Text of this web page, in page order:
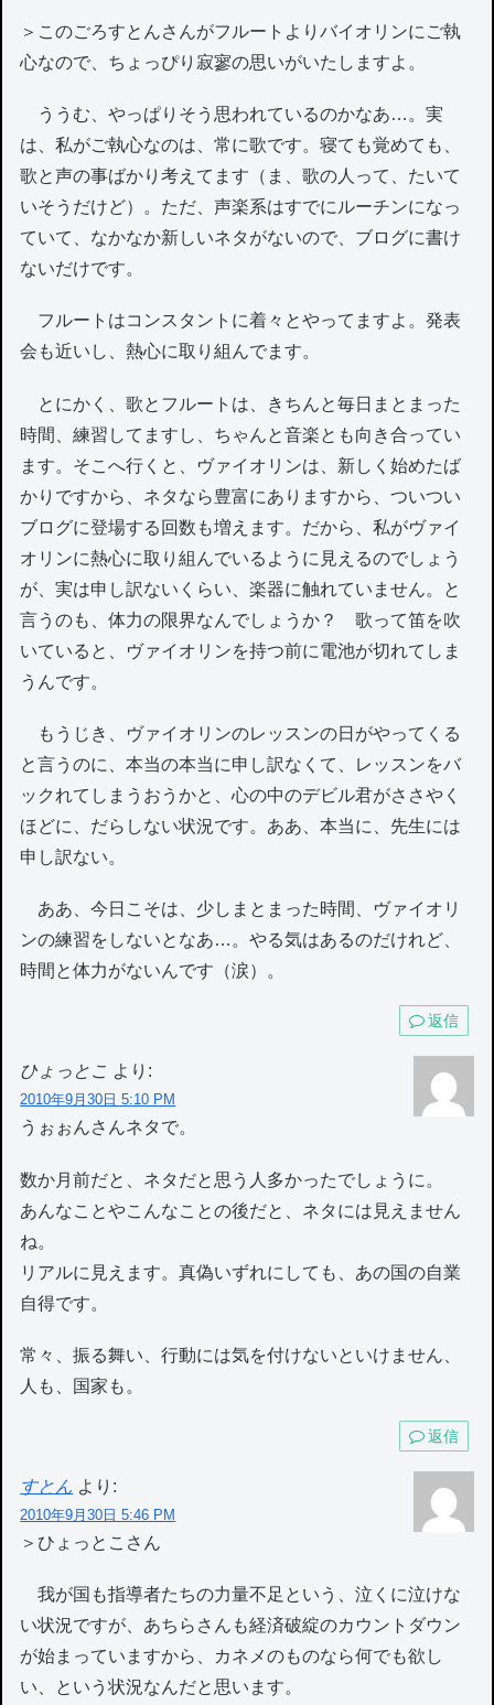
＞このごろすとんさんがフルートよりバイオリンにご執
心なので、ちょっぴり寂寥の思いがいたしますよ。
ううむ、やっぱりそう思われているのかなあ…。実
は、私がご執心なのは、常に歌です。寝ても覚めても、
歌と声の事ばかり考えてます（ま、歌の人って、たいて
いそうだけど）。ただ、声楽系はすでにルーチンになっ
ていて、なかなか新しいネタがないので、ブログに書け
ないだけです。
フルートはコンスタントに着々とやってますよ。発表
会も近いし、熱心に取り組んでます。
とにかく、歌とフルートは、きちんと毎日まとまった
時間、練習してますし、ちゃんと音楽とも向き合ってい
ます。そこへ行くと、ヴァイオリンは、新しく始めたば
かりですから、ネタなら豊富にありますから、ついつい
ブログに登場する回数も増えます。だから、私がヴァイ
オリンに熱心に取り組んでいるように見えるのでしょう
が、実は申し訳ないくらい、楽器に触れていません。と
言うのも、体力の限界なんでしょうか？ 歌って笛を吹
いていると、ヴァイオリンを持つ前に電池が切れてしま
うんです。
もうじき、ヴァイオリンのレッスンの日がやってくる
と言うのに、本当の本当に申し訳なくて、レッスンをバ
ックれてしまうおうかと、心の中のデビル君がささやく
ほどに、だらしない状況です。ああ、本当に、先生には
申し訳ない。
ああ、今日こそは、少しまとまった時間、ヴァイオリ
ンの練習をしないとなあ…。やる気はあるのだけれど、
時間と体力がないんです（涙）。
返信
ひょっとこ より:
2010年9月30日 5:10 PM
うぉぉんさんネタで。
数か月前だと、ネタだと思う人多かったでしょうに。
あんなことやこんなことの後だと、ネタには見えません
ね。
リアルに見えます。真偽いずれにしても、あの国の自業
自得です。
常々、振る舞い、行動には気を付けないといけません、
人も、国家も。
返信
すとん より:
2010年9月30日 5:46 PM
＞ひょっとこさん
我が国も指導者たちの力量不足という、泣くに泣けな
い状況ですが、あちらさんも経済破綻のカウントダウン
が始まっていますから、カネメのものなら何でも欲し
い、という状況なんだと思います。